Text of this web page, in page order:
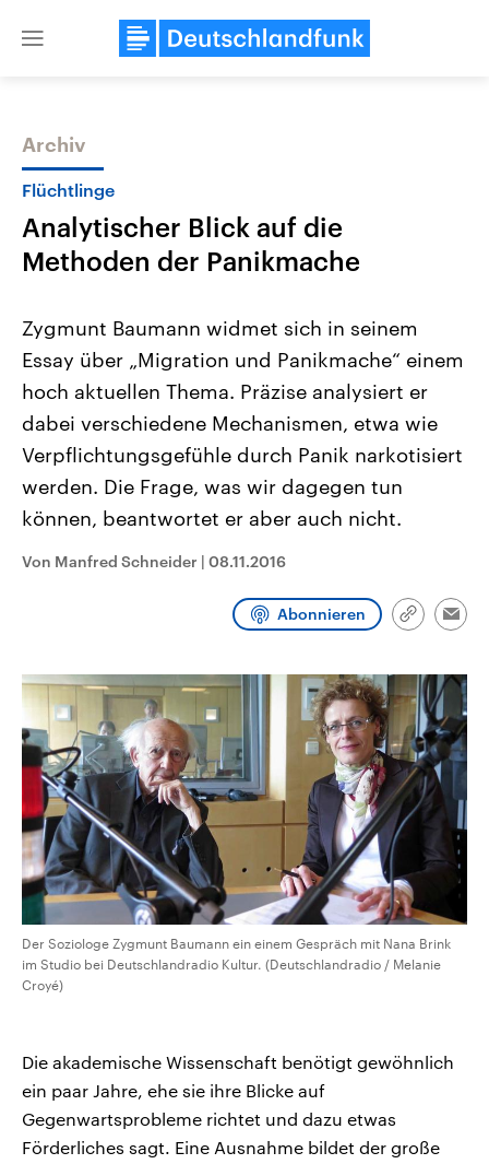
Close
Themen
Landtagswahl Sachsen-Anhalt
2026
Alle Informationen
Sachsen-Anhalt wählt am 6.
September 2026 einen neuen
Landtag. Seit 2021 wird das
Bundesland von einer Koalition aus
CDU, SPD und FDP regiert.-
Umfragen, Prognosen,
und Hintergründe zu den Parteien
und Kandidaten der anstehenden
Aktuelle Beiträge,
Hintergründe
Wirtschaftlich und
gehören die Vereinigten
den mächtigsten Ländern
mit großem Einfluss auf
aktuelle Weltgeschehen.
Sendungen Programm Podcasts
Archiv
Flüchtlinge
Analytischer Blick auf die
Methoden der Panikmache
Zygmunt Baumann widmet sich in seinem
Essay über „Migration und Panikmache“ einem
hoch aktuellen Thema. Präzise analysiert er
dabei verschiedene Mechanismen, etwa wie
Verpflichtungsgefühle durch Panik narkotisiert
werden. Die Frage, was wir dagegen tun
können, beantwortet er aber auch nicht.
Von Manfred Schneider | 08.11.2016
Abonnieren
Link
Der Soziologe Zygmunt Baumann ein einem Gespräch mit Nana Brink
im Studio bei Deutschlandradio Kultur. (Deutschlandradio / Melanie
Croyé)
Die akademische Wissenschaft benötigt gewöhnlich
ein paar Jahre, ehe sie ihre Blicke auf
Gegenwartsprobleme richtet und dazu etwas
Förderliches sagt. Eine Ausnahme bildet der große